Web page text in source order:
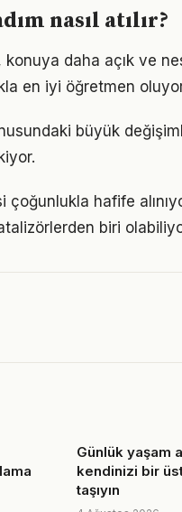
nasıl atılır?
konuya daha açık ve
en iyi öğretmen
büyük
hafife
biri
Günlük yaşam
kendinizi bir
taşıyın